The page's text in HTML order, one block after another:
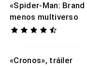
«Spider-Man:
menos multiverso
«Cronos», tráiler